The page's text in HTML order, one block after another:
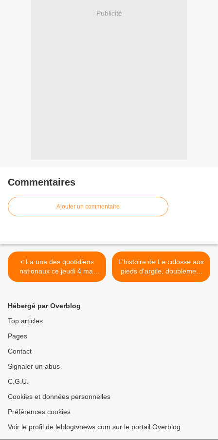
Publicité
Commentaires
Ajouter un commentaire
< La une des quotidiens
nationaux ce jeudi 4 mai
2023.
L'histoire de Le colosse aux
pieds d'argile, doublement
primé au Festival TV de
Hébergé par Overblog
Top articles
Pages
Contact
Signaler un abus
C.G.U.
Cookies et données personnelles
Préférences cookies
Voir le profil de leblogtvnews.com sur le portail Overblog